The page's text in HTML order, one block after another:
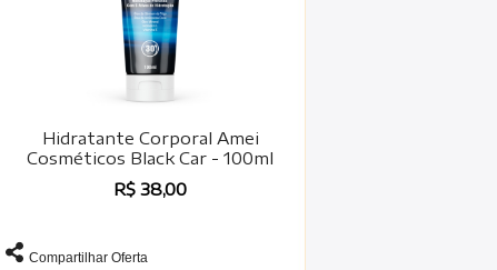
Hidratante Corporal Amei
Cosméticos Black Car - 100ml
R$ 38,00
Compartilhar Oferta